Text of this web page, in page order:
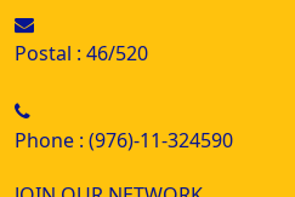
Postal : 46/520
Phone : (976)-11-324590